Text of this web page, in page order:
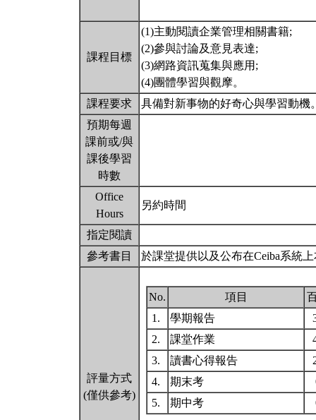
課程目標
(1)主動閱讀企業管理相關書籍;
(2)參與討論及意見表達;
(3)網路資訊蒐集與應用;
(4)團體學習與觀摩。
課程要求
具備對新事物的好奇心與學習動機
預期每週
課前或/與
課後學習
時數
Office
Hours
另約時間
指定閱讀
參考書目
於課堂提供以及公布在Ceiba系統
評量方式
(僅供參考)
No. 項目
1.
學期報告
2.
課堂作業
3.
讀書心得報告
4.
期末考
5.
期中考